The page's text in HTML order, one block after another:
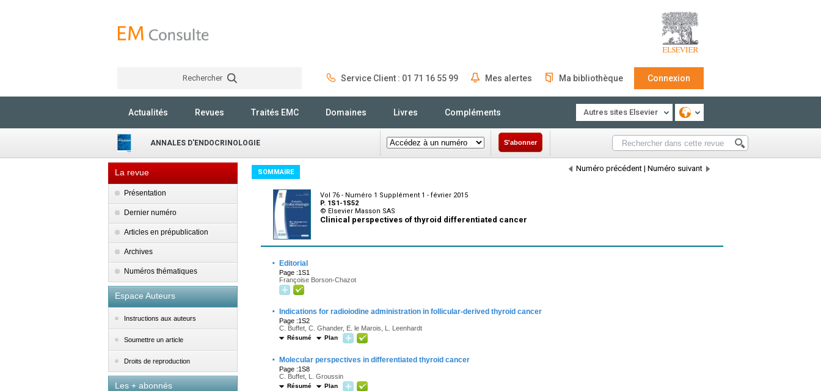
Rechercher Service Client : 01 71 16 55 99 Mes alertes Ma bibliothèque Connexion
Actualités Revues Traités EMC Domaines Livres Compléments Autres sites Elsevier
ANNALES D'ENDOCRINOLOGIE S'abonner
La revue
Présentation
Dernier numéro
Articles en prépublication
Archives
Numéros thématiques
Espace Auteurs
Instructions aux auteurs
Soumettre un article
Droits de reproduction
Les + abonnés
SOMMAIRE Numéro précédent | Numéro suivant
Vol 76 - Numéro 1 Supplément 1 - février 2015
P. 1S1-1S52
© Elsevier Masson SAS
Clinical perspectives of thyroid differentiated cancer
· Editorial
Page :1S1
Françoise Borson-Chazot
· Indications for radioiodine administration in follicular-derived thyroid cancer
Page :1S2
C. Buffet, C. Ghander, E. le Marois, L. Leenhardt
Résumé Plan
· Molecular perspectives in differentiated thyroid cancer
Page :1S8
C. Buffet, L. Groussin
Résumé Plan